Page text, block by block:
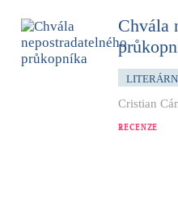
Chvála
Cristian
RECENZE